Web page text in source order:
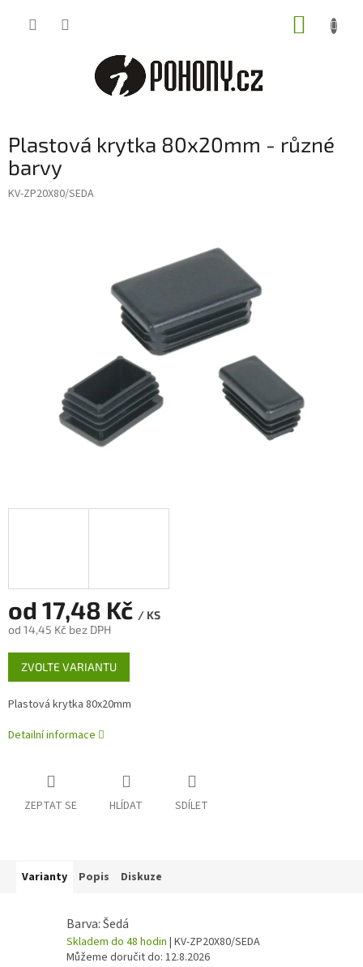
Plastová krytka 80x20mm - různé
barvy
KV-ZP20X80/SEDA
od 17,48 Kč / KS
od 14,45 Kč bez DPH
Měrná
cena:
ZVOLTE VARIANTU
Plastová krytka 80x20mm
Detailní informace
ZEPTAT SE HLÍDAT SDÍLET
Varianty Popis Diskuze
Barva: Šedá
Skladem do 48 hodin | KV-ZP20X80/SEDA
Můžeme doručit do: 12.8.2026